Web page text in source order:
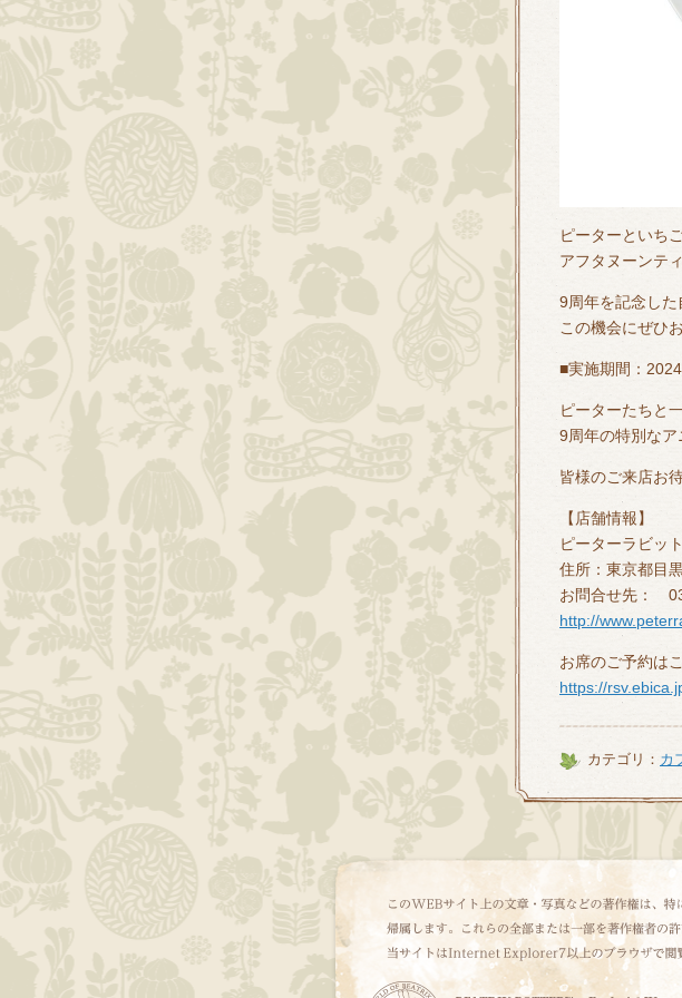
ピーターといち
アフタヌーンテ
9周年を記念し
この機会にぜひ
■実施期間：
ピーターたちと
9周年の特別なア
皆様のご来店お
【店舗情報】
ピーターラビッ
住所：東京都目
お問合せ先：
http://
お席のご予約は
https://
カテゴリ： カ